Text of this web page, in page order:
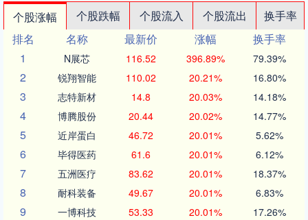
个股涨幅 个股跌幅 个股流入 个股流出
换手率
排名
名称 最新价 涨幅
换手率
1
N展芯 116.52 396.89% 79.39%
2 锐翔智能 110.02 20.21% 16.80%
3 志特新材 14.8 20.03% 14.18%
4 博腾股份 20.44 20.02% 14.77%
5 近岸蛋白 46.72 20.01% 5.62%
6 毕得医药 61.6 20.01% 6.12%
7 五洲医疗 83.62 20.01% 18.37%
8 耐科装备 49.67 20.01% 6.83%
9 一博科技 53.33 20.01% 17.26%